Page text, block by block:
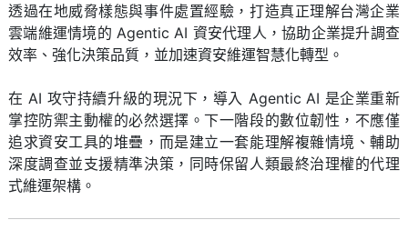
透過在地威脅樣態與事件處置經驗，打造真正理解台灣企業
雲端維運情境的 Agentic AI 資安代理人，協助企業提升調查
效率、強化決策品質，並加速資安維運智慧化轉型。
在 AI 攻守持續升級的現況下，導入 Agentic AI 是企業重新
掌控防禦主動權的必然選擇。下一階段的數位韌性，不應僅
追求資安工具的堆疊，而是建立一套能理解複雜情境、輔助
深度調查並支援精準決策，同時保留人類最終治理權的代理
式維運架構。